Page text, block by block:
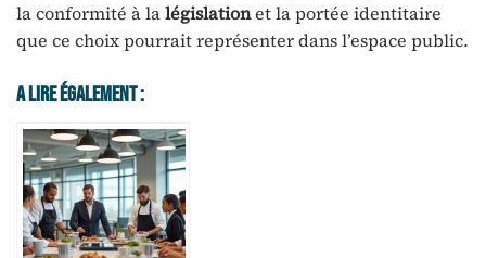
la conformité à lalégislationet la portée identitaire
que ce choix pourrait représenter dans l’espace public.
A Lire Également :